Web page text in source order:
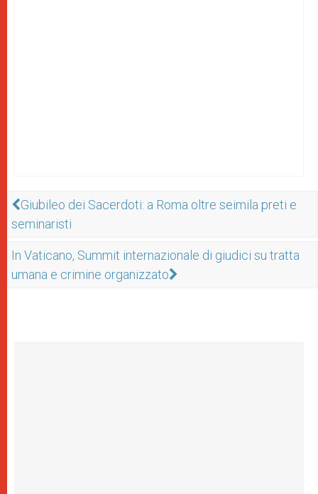
Giubileo dei Sacerdoti: a Roma oltre seimila preti e
seminaristi
In Vaticano, Summit internazionale di giudici su tratta
umana e crimine organizzato